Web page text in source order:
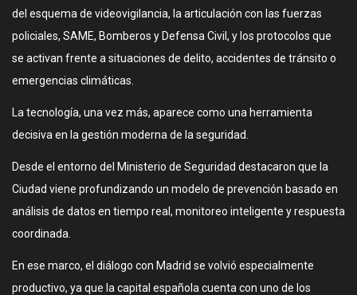
del esquema de videovigilancia, la articulación con las fuerzas
policiales, SAME, Bomberos y Defensa Civil, y los protocolos que
se activan frente a situaciones de delito, accidentes de tránsito o
emergencias climáticas.
La tecnología, una vez más, aparece como una herramienta
decisiva en la gestión moderna de la seguridad.
Desde el entorno del Ministerio de Seguridad destacaron que la
Ciudad viene profundizando un modelo de prevención basado en
análisis de datos en tiempo real, monitoreo inteligente y respuesta
coordinada.
En ese marco, el diálogo con Madrid se volvió especialmente
productivo, ya que la capital española cuenta con uno de los